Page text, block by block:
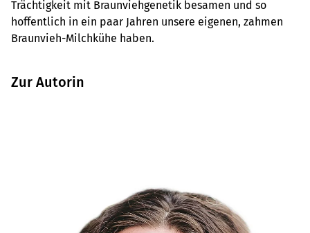
Trächtigkeit mit Braunviehgenetik besamen und so
hoffentlich in ein paar Jahren unsere eigenen, zahmen
Braunvieh-Milchkühe haben.
Zur Autorin